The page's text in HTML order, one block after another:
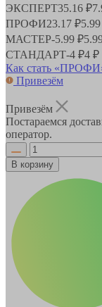
ЭКСПЕРТ35.16 ₽
ПРОФИ23.17 ₽
МАСТЕР-5.99 ₽
СТАНДАРТ-4 ₽4 ₽
Как стать
Привезём
Привезём
Постараемся
оператор.
В корзину